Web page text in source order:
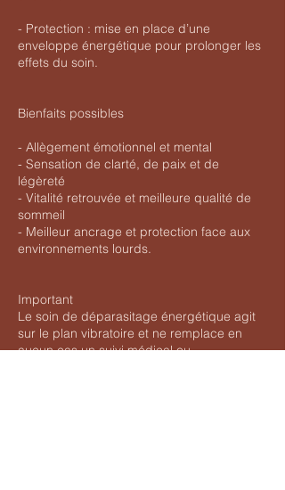
- Protection : mise en place d’une
enveloppe énergétique pour prolonger les
effets du soin.
Bienfaits possibles
- Allègement émotionnel et mental
- Sensation de clarté, de paix et de
légèreté
- Vitalité retrouvée et meilleure qualité de
sommeil
- Meilleur ancrage et protection face aux
environnements lourds.
Important
Le soin de déparasitage énergétique agit
sur le plan vibratoire et ne remplace en
aucun cas un suivi médical ou